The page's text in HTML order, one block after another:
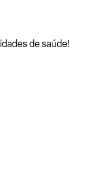
de saúde!